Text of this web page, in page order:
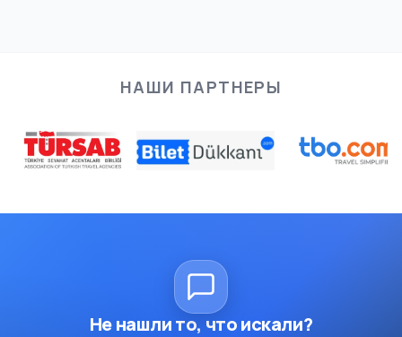
НАШИ ПАРТНЕРЫ
Не нашли то, что искали?